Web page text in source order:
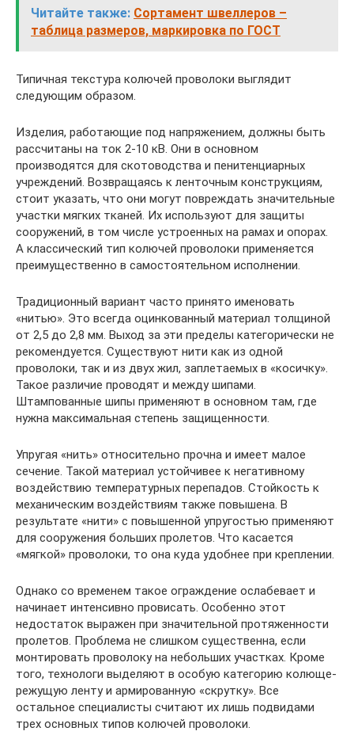
Читайте также: Сортамент швеллеров –
таблица размеров, маркировка по ГОСТ
Типичная текстура колючей проволоки выглядит
следующим образом.
Изделия, работающие под напряжением, должны быть
рассчитаны на ток 2-10 кВ. Они в основном
производятся для скотоводства и пенитенциарных
учреждений. Возвращаясь к ленточным конструкциям,
стоит указать, что они могут повреждать значительные
участки мягких тканей. Их используют для защиты
сооружений, в том числе устроенных на рамах и опорах.
А классический тип колючей проволоки применяется
преимущественно в самостоятельном исполнении.
Традиционный вариант часто принято именовать
«нитью». Это всегда оцинкованный материал толщиной
от 2,5 до 2,8 мм. Выход за эти пределы категорически не
рекомендуется. Существуют нити как из одной
проволоки, так и из двух жил, заплетаемых в «косичку».
Такое различие проводят и между шипами.
Штампованные шипы применяют в основном там, где
нужна максимальная степень защищенности.
Упругая «нить» относительно прочна и имеет малое
сечение. Такой материал устойчивее к негативному
воздействию температурных перепадов. Стойкость к
механическим воздействиям также повышена. В
результате «нити» с повышенной упругостью применяют
для сооружения больших пролетов. Что касается
«мягкой» проволоки, то она куда удобнее при креплении.
Однако со временем такое ограждение ослабевает и
начинает интенсивно провисать. Особенно этот
недостаток выражен при значительной протяженности
пролетов. Проблема не слишком существенна, если
монтировать проволоку на небольших участках. Кроме
того, технологи выделяют в особую категорию колюще-
режущую ленту и армированную «скрутку». Все
остальное специалисты считают их лишь подвидами
трех основных типов колючей проволоки.